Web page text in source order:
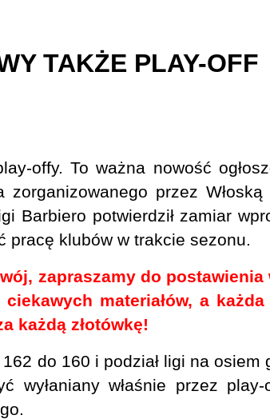
TAKŻE PLAY-OFF
offy. To ważna nowość
przez Włoską
Barbiero potwierdził zamiar
pracę klubów w trakcie sezonu.
zapraszamy do postawienia
materiałów, a każda
każdą złotówkę!
do 160 i podział ligi na osiem
wyłaniany właśnie przez play-